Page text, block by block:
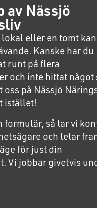
av Nässjö
eller en tomt kan
Kanske har du
runt på flera
och inte hittat något
oss på Nässjö
istället!
formulär, så tar vi
och letar
för just din
Vi jobbar givetvis